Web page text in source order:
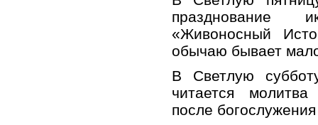
празднование
«Живоносный
обычаю бывает
В Светлую
читается
после